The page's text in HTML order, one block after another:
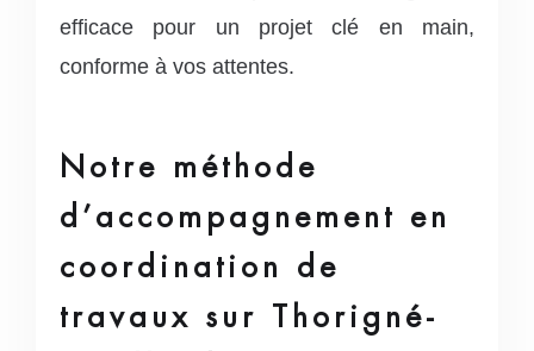
efficace pour un projet clé en main,
conforme à vos attentes.
Notre méthode
d’accompagnement en
coordination de
travaux sur Thorigné-